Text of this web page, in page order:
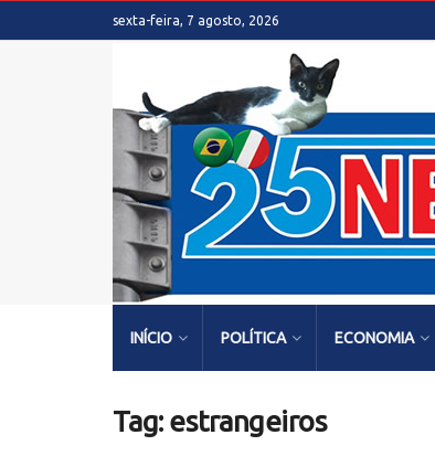
sexta-feira, 7 agosto, 2026
INÍCIO POLÍTICA ECONOMIA
Tag: estrangeiros